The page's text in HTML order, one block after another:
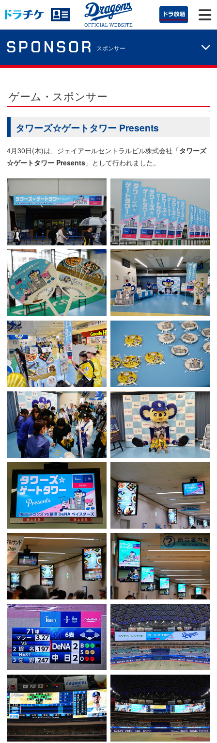
SPONSOR スポンサー
ゲーム・スポンサー
タワーズ☆ゲートタワー Presents
4月30日(木)は、ジェイアールセントラルビル株式会社「タワーズ
☆ゲートタワー Presents 」として行われました。